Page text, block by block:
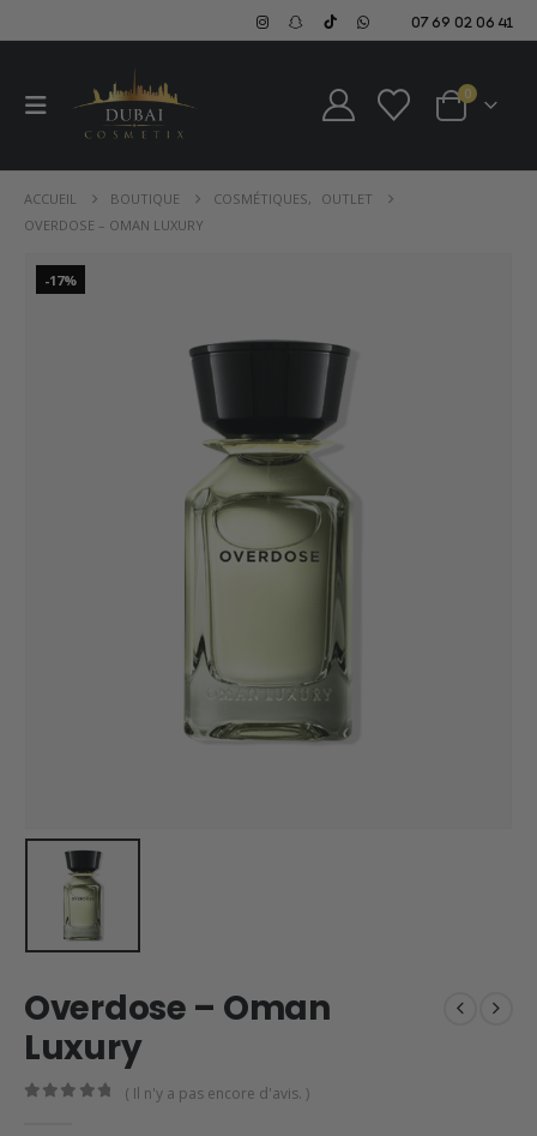
07 69 02 06 41
0
ACCUEIL BOUTIQUE COSMÉTIQUES,
OUTLET
OVERDOSE – OMAN LUXURY
-17%
Overdose – Oman
Luxury
( Il n'y a pas encore d'avis. )